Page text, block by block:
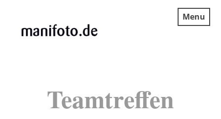
content
Menu
Teamtreffen